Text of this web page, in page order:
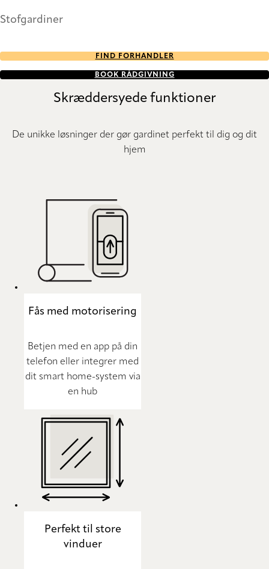
Stofgardiner
FIND FORHANDLER
BOOK RÅDGIVNING
Skræddersyede funktioner
De unikke løsninger der gør gardinet perfekt til dig og dit
hjem
Fås med motorisering
Betjen med en app på din
telefon eller integrer med
dit smart home-system via
en hub
Perfekt til store
vinduer